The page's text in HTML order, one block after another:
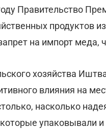
Правительство
продуктов
на импорт меда,
хозяйства
влияния на
насколько
упаковывали